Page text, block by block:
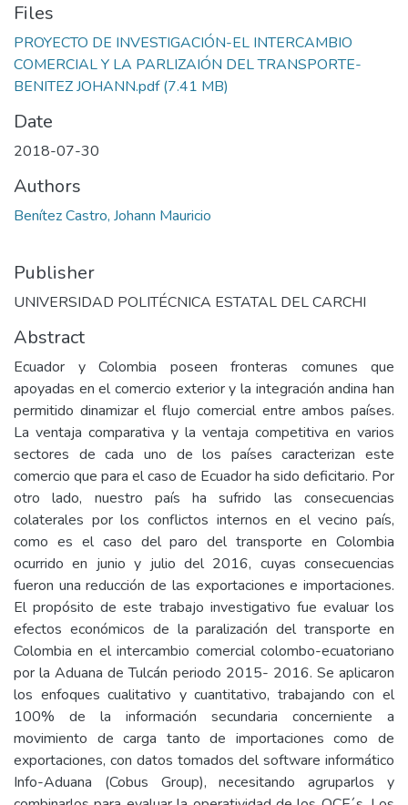
Files
PROYECTO DE INVESTIGACIÓN-EL INTERCAMBIO
COMERCIAL Y LA PARLIZAIÓN DEL TRANSPORTE-
BENITEZ JOHANN.pdf(7.41 MB)
Date
2018-07-30
Authors
Benítez Castro, Johann Mauricio
Publisher
UNIVERSIDAD POLITÉCNICA ESTATAL DEL CARCHI
Abstract
Ecuador y Colombia poseen fronteras comunes que
apoyadas en el comercio exterior y la integración andina han
permitido dinamizar el flujo comercial entre ambos países.
La ventaja comparativa y la ventaja competitiva en varios
sectores de cada uno de los países caracterizan este
comercio que para el caso de Ecuador ha sido deficitario. Por
otro lado, nuestro país ha sufrido las consecuencias
colaterales por los conflictos internos en el vecino país,
como es el caso del paro del transporte en Colombia
ocurrido en junio y julio del 2016, cuyas consecuencias
fueron una reducción de las exportaciones e importaciones.
El propósito de este trabajo investigativo fue evaluar los
efectos económicos de la paralización del transporte en
Colombia en el intercambio comercial colombo-ecuatoriano
por la Aduana de Tulcán periodo 2015- 2016. Se aplicaron
los enfoques cualitativo y cuantitativo, trabajando con el
100% de la información secundaria concerniente a
movimiento de carga tanto de importaciones como de
exportaciones, con datos tomados del software informático
Info-Aduana (Cobus Group), necesitando agruparlos y